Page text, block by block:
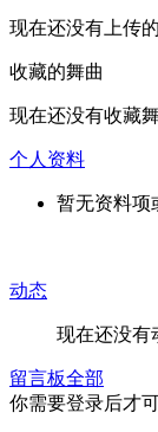
现在还没有上传
收藏的舞曲
现在还没有收藏舞
个人资料
暂无资料项
动态
现在还没有
留言板全部
你需要登录后才